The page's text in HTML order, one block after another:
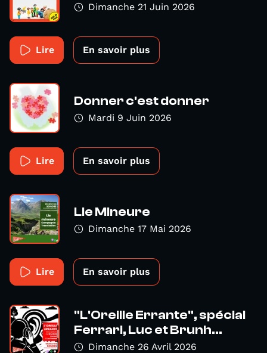
Dimanche 21 Juin 2026
Lire En savoir plus
Donner c'est donner
Mardi 9 Juin 2026
Lire En savoir plus
Lie Mineure
Dimanche 17 Mai 2026
Lire En savoir plus
"L'Oreille Errante", spécial
Ferrari, Luc et Brunh...
Dimanche 26 Avril 2026